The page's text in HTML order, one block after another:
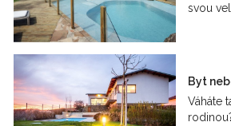
svou
Byt
Váháte